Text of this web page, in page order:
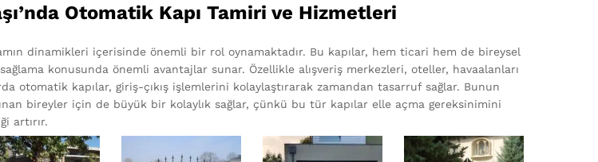
Otomatik Kapı Tamiri ve Hizmetleri
dinamikleri içerisinde önemli bir rol oynamaktadır. Bu kapılar, hem ticari hem de bireysel
konusunda önemli avantajlar sunar. Özellikle alışveriş merkezleri, oteller, havaalanları
otomatik kapılar, giriş-çıkış işlemlerini kolaylaştırarak zamandan tasarruf sağlar. Bunun
bireyler için de büyük bir kolaylık sağlar, çünkü bu tür kapılar elle açma gereksinimini
artırır.